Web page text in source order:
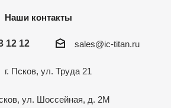
Наши контакты
12 12 sales@ic-titan.ru
г. Псков, ул. Труда 21
ул. Шоссейная, д. 2М